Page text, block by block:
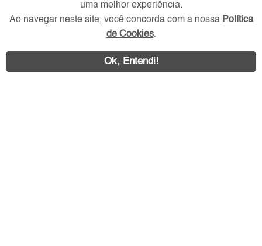
uma melhor experiência.
Ao navegar neste site, você concorda com a nossa Política
de Cookies.
Ok, Entendi!